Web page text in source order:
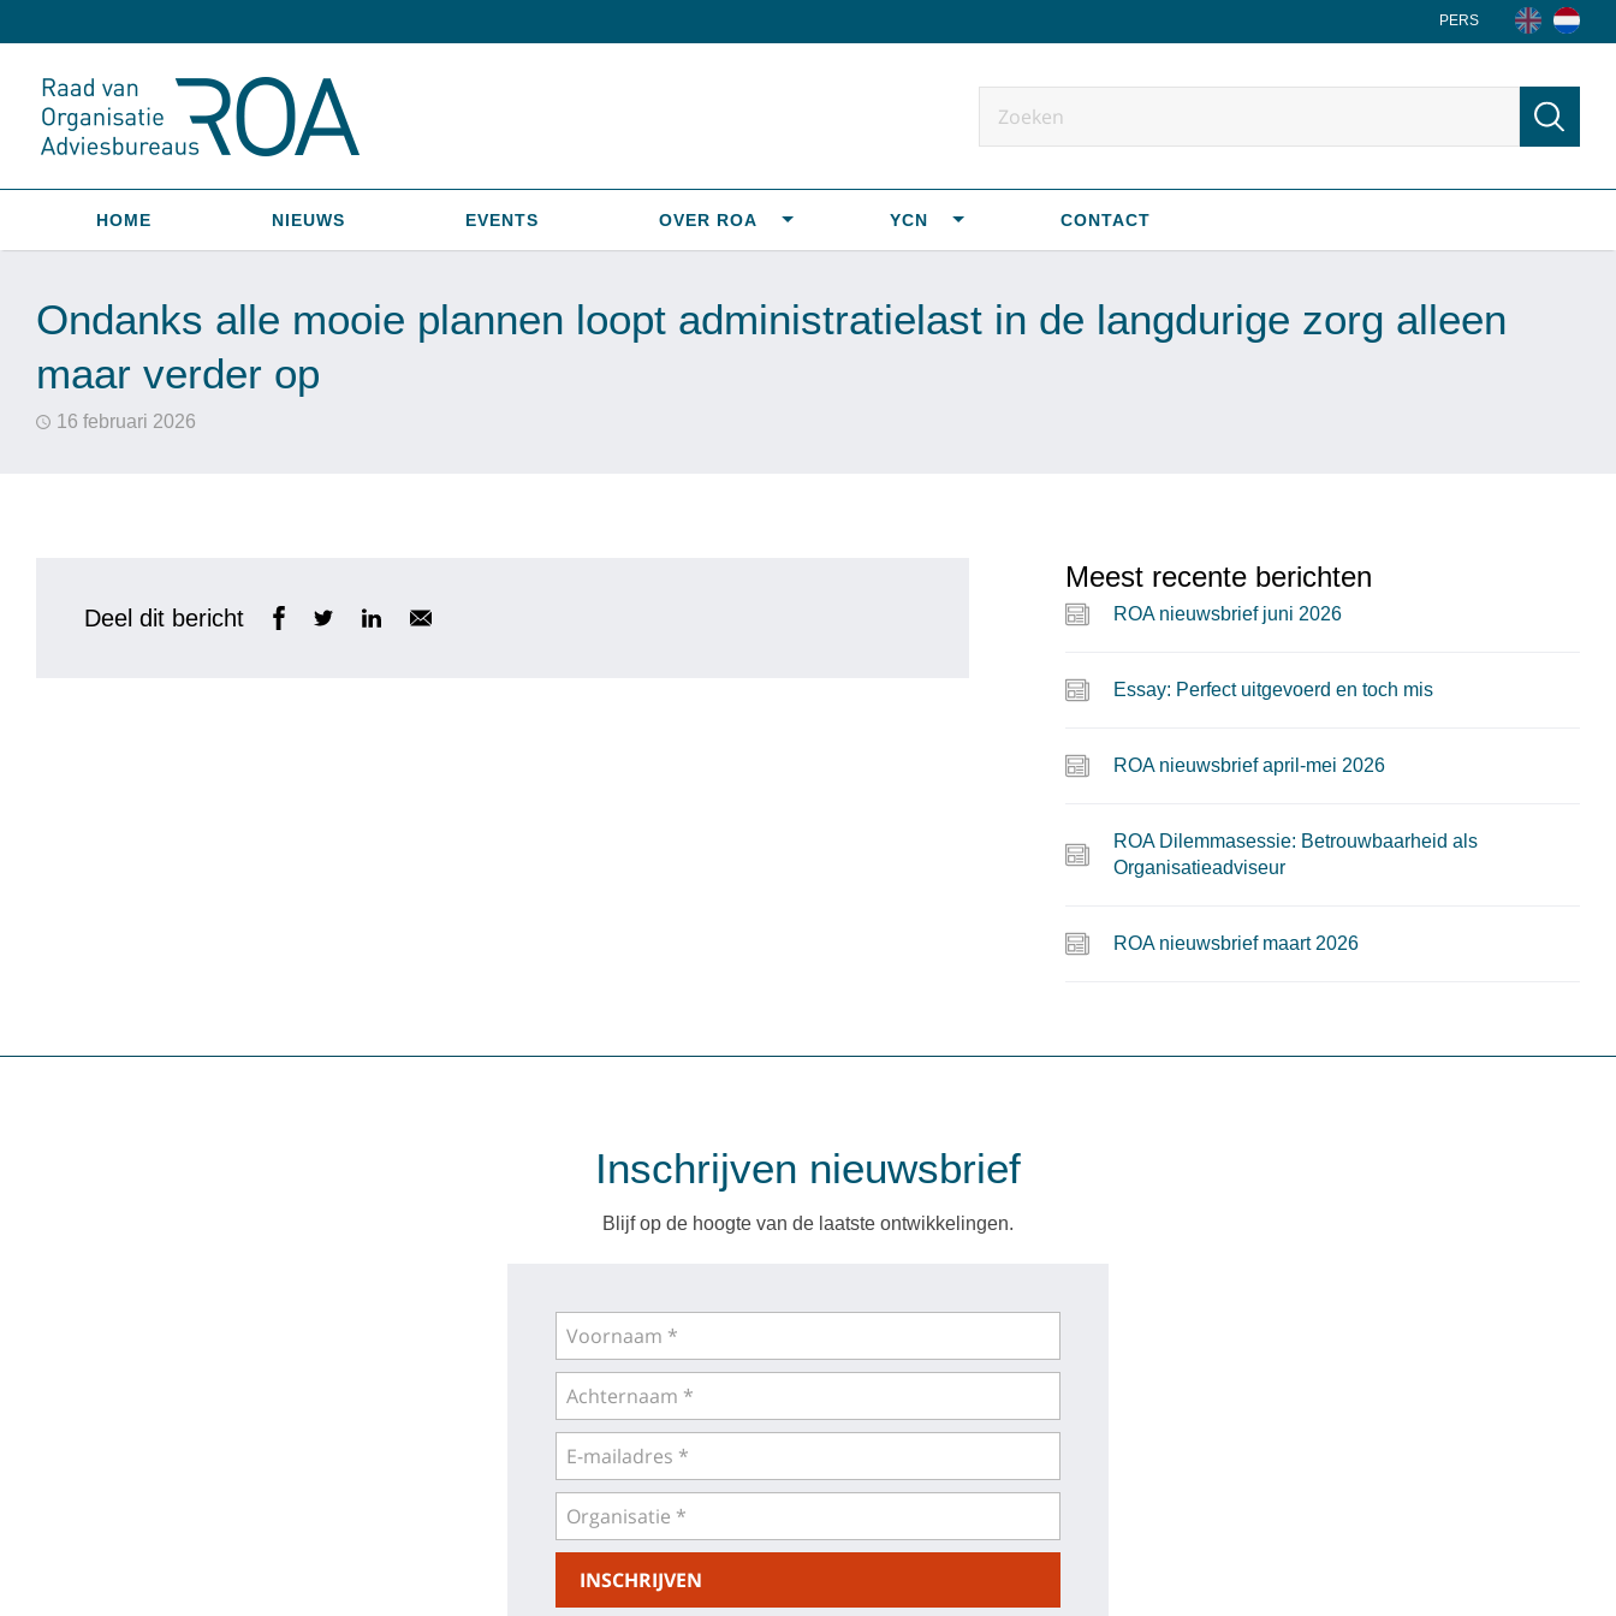
PERS
HOME NIEUWS EVENTS OVER ROA YCN CONTACT
Ondanks alle mooie plannen loopt administratielast in de langdurige zorg alleen
maar verder op
16 februari 2026
Deel dit bericht
Meest recente berichten
ROA nieuwsbrief juni 2026
Essay: Perfect uitgevoerd en toch mis
ROA nieuwsbrief april-mei 2026
ROA Dilemmasessie: Betrouwbaarheid als
Organisatieadviseur
ROA nieuwsbrief maart 2026
Inschrijven nieuwsbrief
Blijf op de hoogte van de laatste ontwikkelingen.